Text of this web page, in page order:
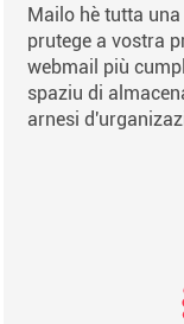
Mailo hè tutta
prutege a vostra
webmail più
spaziu di
arnesi